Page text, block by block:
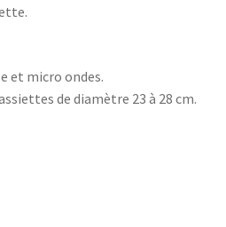
et micro ondes.
de diamètre 23 à 28 cm.